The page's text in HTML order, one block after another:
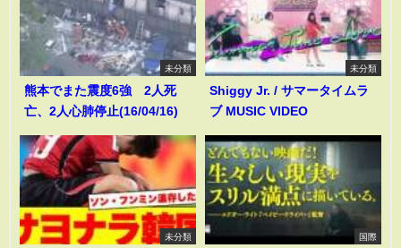
未分類
熊本でまた震度6強 2人死
亡、2人心肺停止(16/04/16)
未分類
Shiggy Jr. / サマータイムラ
ブ MUSIC VIDEO
未分類 国際